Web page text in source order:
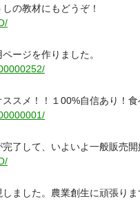
の教材にもどうぞ！
ージを作りました。
スメ！！１00%自信あり！食
了して、いよいよ一般販売開
ました。農業創生に頑張りま